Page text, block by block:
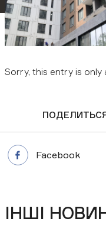
Download presentation:
Business center
Sorry, this entry is only
Facebook
ІНШІ